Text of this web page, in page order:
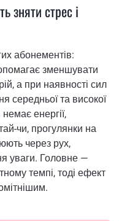
зняти стрес і
абонементів:
зменшувати
а при наявності сил
середньої та високої
енергії,
чи, прогулянки на
через рух,
уваги. Головне —
темпі, тоді ефект